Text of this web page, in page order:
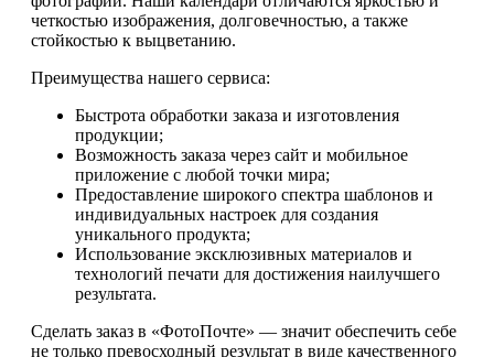
четкостью изображения, долговечностью, а также
стойкостью к выцветанию.
Преимущества нашего сервиса:
Быстрота обработки заказа и изготовления
продукции;
Возможность заказа через сайт и мобильное
приложение с любой точки мира;
Предоставление широкого спектра шаблонов и
индивидуальных настроек для создания
уникального продукта;
Использование эксклюзивных материалов и
технологий печати для достижения наилучшего
результата.
Сделать заказ в «ФотоПочте» — значит обеспечить себе
не только превосходный результат в виде качественного